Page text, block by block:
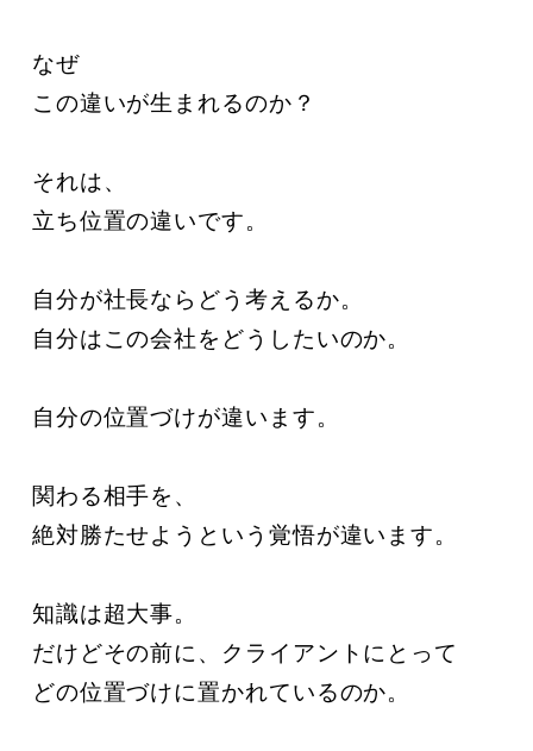
なぜ
この違いが生まれるのか？
それは、
立ち位置の違いです。
自分が社長ならどう考えるか。
自分はこの会社をどうしたいのか。
自分の位置づけが違います。
関わる相手を、
絶対勝たせようという覚悟が違います。
知識は超大事。
だけどその前に、クライアントにとって
どの位置づけに置かれているのか。